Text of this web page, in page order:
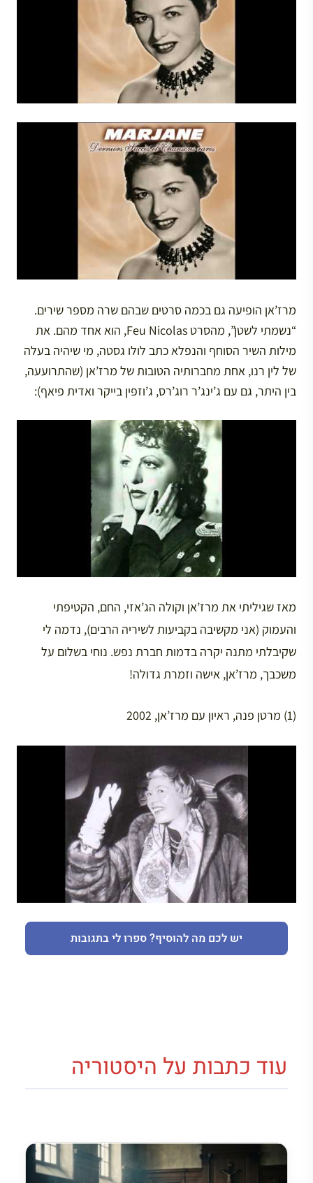
מרז’אן הופיעה גם בכמה סרטים שבהם שרה מספר שירים.
“נשמתי לשטן”, מהסרט Feu Nicolas, הוא אחד מהם. את
מילות השיר הסוחף והנפלא כתב לולו גסטה, מי שיהיה בעלה
של לין רנו, אחת מחברותיה הטובות של מרז’אן (שהתרועעה,
בין היתר, גם עם ג’ינג’ר רוג’רס, ג’וזפין בייקר ואדית פיאף):
מאז שגיליתי את מרז’אן וקולה הג’אזי, החם, הקטיפתי
והעמוק (אני מקשיבה בקביעות לשיריה הרבים), נדמה לי
שקיבלתי מתנה יקרה בדמות חברת נפש. נוחי בשלום על
משכבך, מרז’אן, אישה וזמרת גדולה!
(1) מרטן פנה, ראיון עם מרז’אן, 2002
יש לכם מה להוסיף? ספרו לי בתגובות
עוד כתבות על היסטוריה